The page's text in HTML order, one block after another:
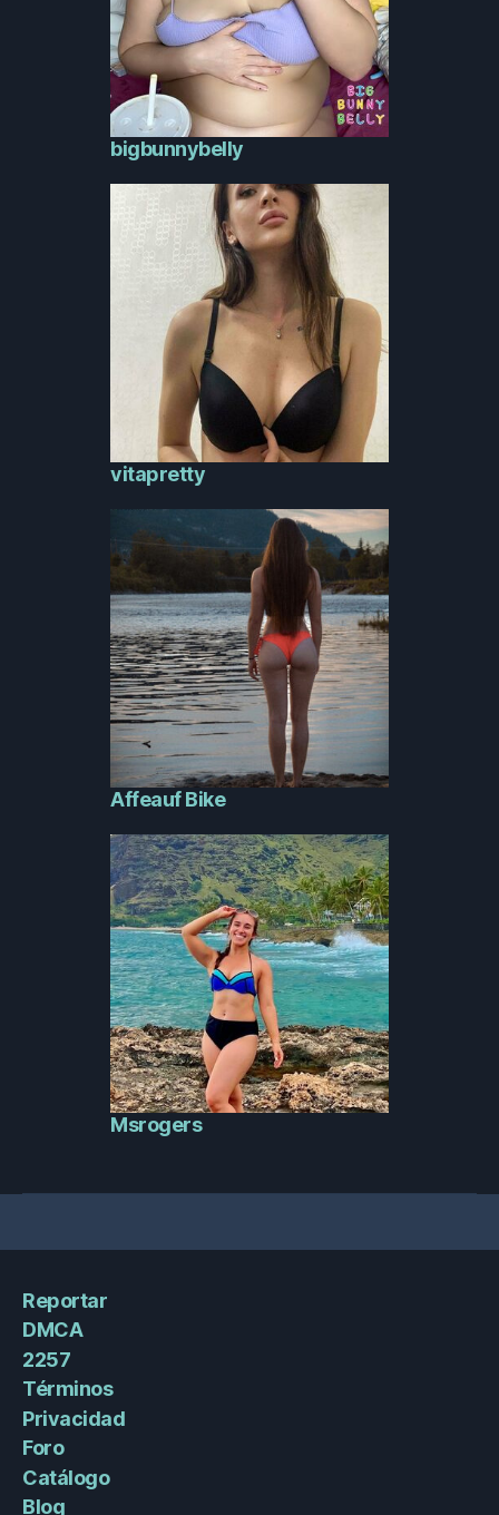
bigbunnybelly
vitapretty
Affeauf Bike
Msrogers
Reportar
DMCA
2257
Términos
Privacidad
Foro
Catálogo
Blog